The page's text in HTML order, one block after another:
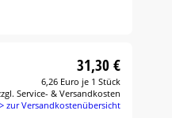
31,30 €
6,26 Euro je 1 Stück
Service- & Versandkosten
> zur Versandkostenübersicht